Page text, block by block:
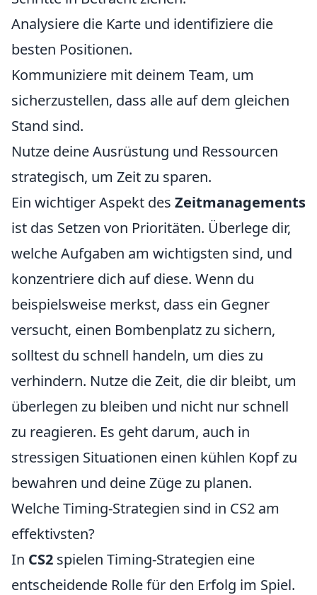
Analysiere die Karte und identifiziere die
besten Positionen.
Kommuniziere mit deinem Team, um
sicherzustellen, dass alle auf dem gleichen
Stand sind.
Nutze deine Ausrüstung und Ressourcen
strategisch, um Zeit zu sparen.
Ein wichtiger Aspekt des Zeitmanagements
ist das Setzen von Prioritäten. Überlege dir,
welche Aufgaben am wichtigsten sind, und
konzentriere dich auf diese. Wenn du
beispielsweise merkst, dass ein Gegner
versucht, einen Bombenplatz zu sichern,
solltest du schnell handeln, um dies zu
verhindern. Nutze die Zeit, die dir bleibt, um
überlegen zu bleiben und nicht nur schnell
zu reagieren. Es geht darum, auch in
stressigen Situationen einen kühlen Kopf zu
bewahren und deine Züge zu planen.
Welche Timing-Strategien sind in CS2 am
effektivsten?
In CS2 spielen Timing-Strategien eine
entscheidende Rolle für den Erfolg im Spiel.